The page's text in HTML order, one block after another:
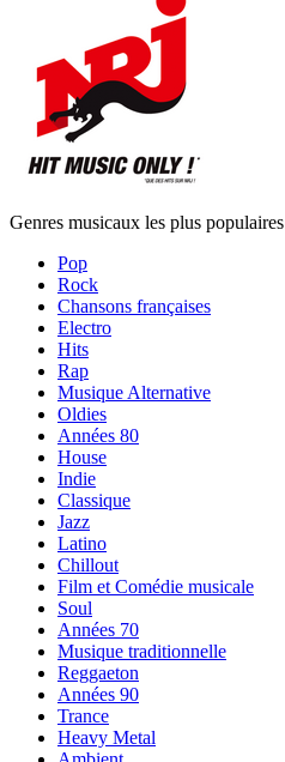
Genres musicaux les plus populaires
Pop
Rock
Chansons françaises
Electro
Hits
Rap
Musique Alternative
Oldies
Années 80
House
Indie
Classique
Jazz
Latino
Chillout
Film et Comédie musicale
Soul
Années 70
Musique traditionnelle
Reggaeton
Années 90
Trance
Heavy Metal